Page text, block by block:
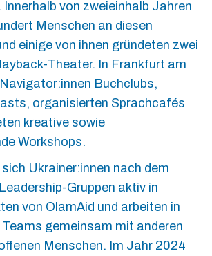
von zweieinhalb Jahren
Menschen an diesen
einige von ihnen gründeten zwei
Theater. In Frankfurt am
Buchclubs,
organisierten Sprachcafés
kreative sowie
Workshops.
Ukrainer:innen nach dem
Gruppen aktiv in
von OlamAid und arbeiten in
gemeinsam mit anderen
Menschen. Im Jahr 2024